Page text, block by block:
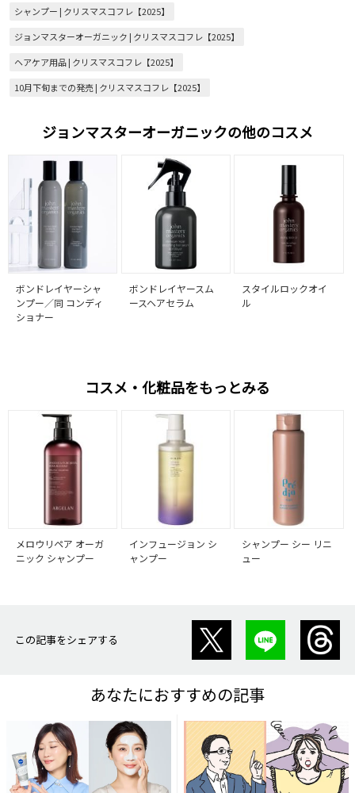
シャンプー | クリスマスコフレ【2025】
ジョンマスターオーガニック | クリスマスコフレ【2025】
ヘアケア用品 | クリスマスコフレ【2025】
10月下旬までの発売 | クリスマスコフレ【2025】
ジョンマスターオーガニックの他のコスメ
ボンドレイヤーシャ
ンプー／同 コンディ
ショナー
ボンドレイヤースム
ースヘアセラム
スタイルロックオイ
ル
コスメ・化粧品をもっとみる
メロウリペア オーガ
ニック シャンプー
インフュージョン シ
ャンプー
シャンプー シー リニ
ュー
この記事をシェアする
あなたにおすすめの記事